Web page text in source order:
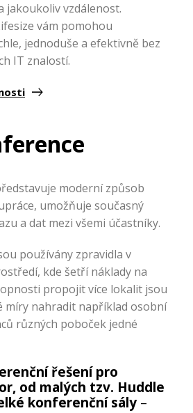
jakoukoliv vzdálenost.
vám pomohou
jednoduše a efektivně bez
IT znalostí.
moderní způsob
umožňuje současný
a dat mezi všemi účastníky.
používány zpravidla v
kde šetří náklady na
propojit více lokalit jsou
míry nahradit například osobní
různých poboček jedné
řešení pro
od malých tzv. Huddle
konferenční sály –